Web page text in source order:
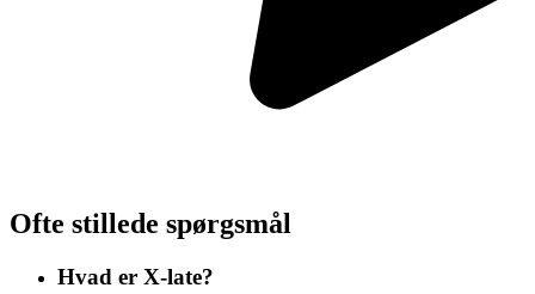
Ofte stillede spørgsmål
Hvad er X-late?